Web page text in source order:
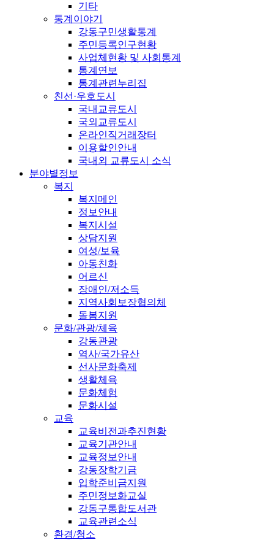
기타
통계이야기
강동구민생활통계
주민등록인구현황
사업체현황 및 사회통계
통계연보
통계관련누리집
친선·우호도시
국내교류도시
국외교류도시
온라인직거래장터
이용할인안내
국내외 교류도시 소식
분야별정보
복지
복지메인
정보안내
복지시설
상담지원
여성/보육
아동친화
어르신
장애인/저소득
지역사회보장협의체
돌봄지원
문화/관광/체육
강동관광
역사/국가유산
선사문화축제
생활체육
문화체험
문화시설
교육
교육비전과추진현황
교육기관안내
교육정보안내
강동장학기금
입학준비금지원
주민정보화교실
강동구통합도서관
교육관련소식
환경/청소